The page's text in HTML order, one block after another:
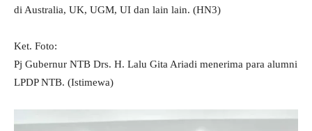
di Australia, UK, UGM, UI dan lain lain. (HN3)
Ket. Foto:
Pj Gubernur NTB Drs. H. Lalu Gita Ariadi menerima para alumni
LPDP NTB. (Istimewa)